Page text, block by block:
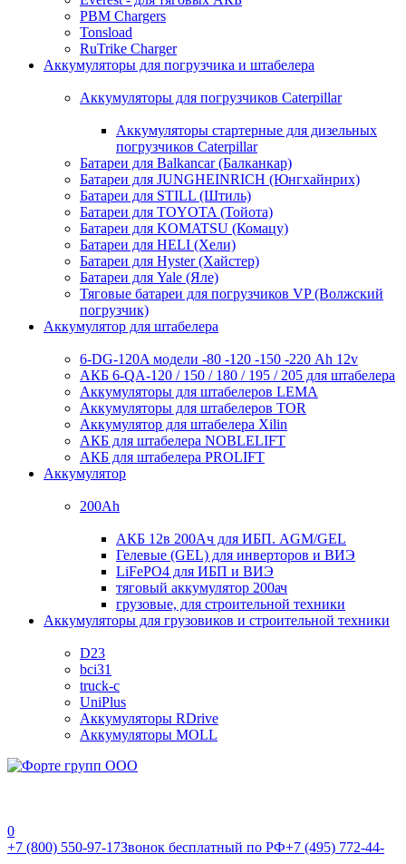
PBM Chargers
Tonsload
RuTrike Charger
Аккумуляторы для погрузчика и штабелера
Аккумуляторы для погрузчиков Caterpillar
Аккумуляторы стартерные для дизельных
погрузчиков Caterpillar
Батареи для Balkancar (Балканкар)
Батареи для JUNGHEINRICH (Юнгхайнрих)
Батареи для STILL (Штиль)
Батареи для TOYOTA (Тойота)
Батареи для KOMATSU (Комацу)
Батареи для HELI (Хели)
Батареи для Hyster (Хайстер)
Батареи для Yale (Яле)
Тяговые батареи для погрузчиков VP (Волжский
погрузчик)
Аккумулятор для штабелера
6-DG-120A модели -80 -120 -150 -220 Ah 12v
АКБ 6-QA-120 / 150 / 180 / 195 / 205 для штабелера
Аккумуляторы для штабелеров LEMA
Аккумуляторы для штабелеров TOR
Аккумулятор для штабелера Xilin
АКБ для штабелера NOBLELIFT
АКБ для штабелера PROLIFT
Аккумулятор
200Ah
АКБ 12в 200Ач для ИБП. AGM/GEL
Гелевые (GEL) для инверторов и ВИЭ
LiFePO4 для ИБП и ВИЭ
тяговый аккумулятор 200ач
грузовые, для строительной техники
Аккумуляторы для грузовиков и строительной техники
D23
bci31
truck-c
UniPlus
Аккумуляторы RDrive
Аккумуляторы MOLL
0
+7 (800) 550-97-17Звонок бесплатный по РФ+7 (495) 772-44-